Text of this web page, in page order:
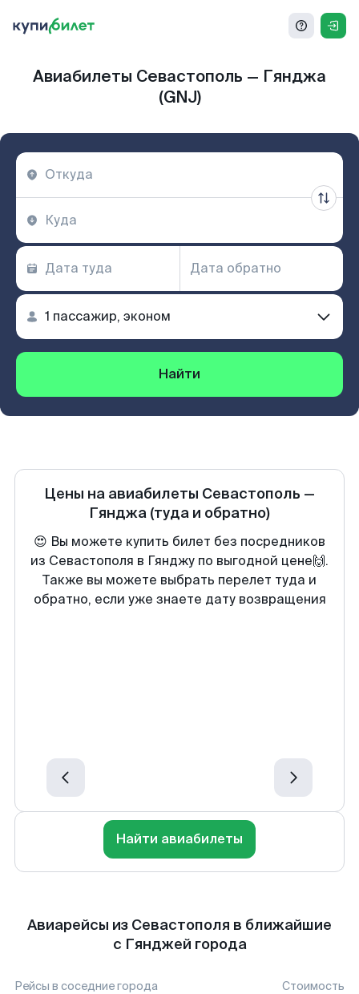
Авиабилеты Севастополь — Гянджа
(GNJ)
Найти
Цены на авиабилеты Севастополь —
Гянджа (туда и обратно)
😍 Вы можете купить билет без посредников
из Севастополя в Гянджу по выгодной цене🙌.
Также вы можете выбрать перелет туда и
обратно, если уже знаете дату возвращения
Найти авиабилеты
Авиарейсы из Севастополя в ближайшие
с Гянджей города
Рейсы в соседние города Стоимость